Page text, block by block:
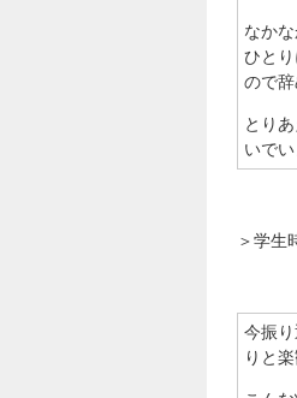
なか
ひと
ので辞
とり
いでい
＞学生
今振
りと